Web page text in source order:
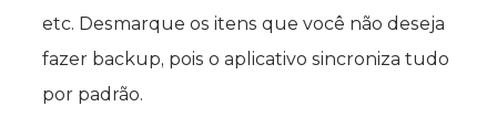
etc. Desmarque os itens que você não deseja
fazer backup, pois o aplicativo sincroniza tudo
por padrão.